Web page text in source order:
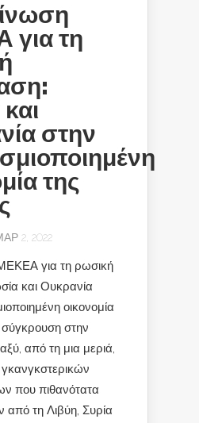
τη
στην
της
2, 2022
για τη ρωσική
και Ουκρανία
οικονομία
στην
από τη μια μεριά,
που πιθανότατα
από τη Λιβύη, Συρία